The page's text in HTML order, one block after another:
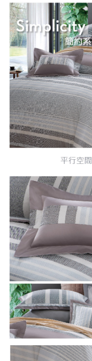
【注意事項】
１．透過由恩沛科技股份有
易，需依本服務之必要範圍
權轉讓予恩沛科技股份有限
２．關於個人資料處理事宜
https://aftee.tw/terms/#terms3
３．未成年的使用者請事先
「AFTEE先享後付」，若未
任。
４．使用「AFTEE先享後付
時審查核予不同之上限額度
請求用戶進行身份認證。
５．嚴禁一人註冊多個帳號
恩沛科技股份有限公司將有